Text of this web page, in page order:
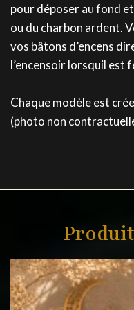
pour déposer au fond
ou du charbon ardent.
vos bâtons d’encens
l’encensoir lorsquil est
Chaque modèle est
(photo non